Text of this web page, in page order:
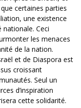
certaines parties
une existence
nationale. Ceci
les menaces
de la nation.
et de Diaspora est
croissant
Seul un
d’inspiration
cette solidarité.